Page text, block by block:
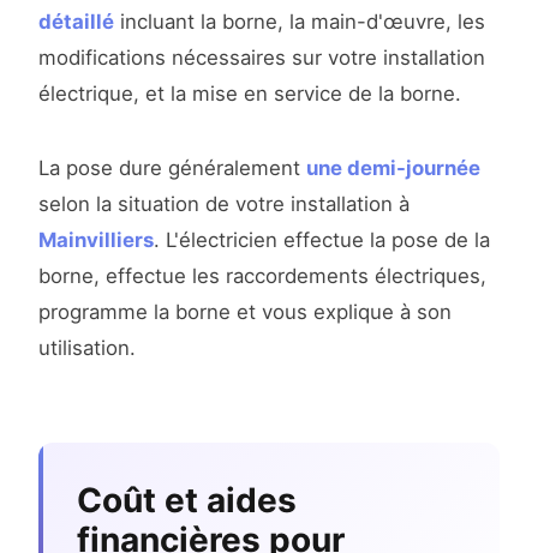
détaillé incluant la borne, la main-d'œuvre, les
modifications nécessaires sur votre installation
électrique, et la mise en service de la borne.
La pose dure généralement une demi-journée
selon la situation de votre installation à
Mainvilliers. L'électricien effectue la pose de la
borne, effectue les raccordements électriques,
programme la borne et vous explique à son
utilisation.
Coût et aides
financières pour